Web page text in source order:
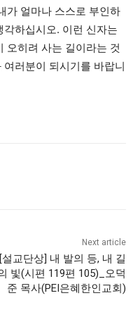
가 얼마나 스스로 부인하
하십시오. 이런 신자는
오히려 사는 길이라는 것
러분이 되시기를 바랍니
Next article
[설교단상] 내 발의 등, 내 길
빛(시편 119편 105)_오덕
준 목사(PEI은혜한인교회)